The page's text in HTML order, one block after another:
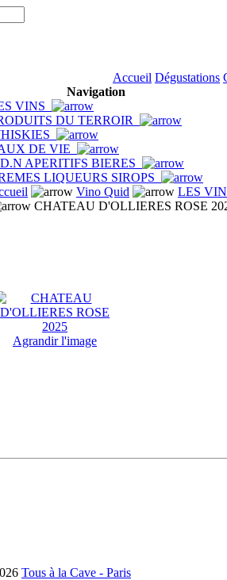
Accueil Dégustations
Navigation
VINS
DU TERROIR
DE VIE
APERITIFS BIERES
LIQUEURS SIROPS
Vino Quid
LES
CHATEAU D'OLLIERES ROSE
Agrandir l'image
Tous à la Cave - Paris